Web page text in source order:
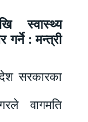
स्वास्थ्य
गर्ने : मन्त्री
सरकारका
वागमति